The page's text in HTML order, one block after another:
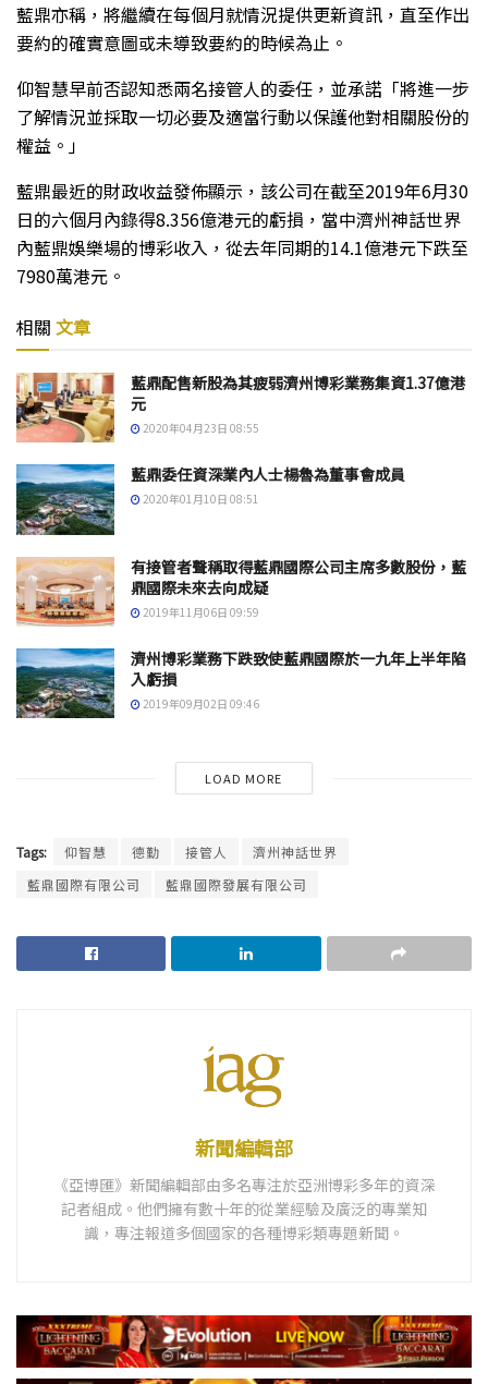
藍鼎亦稱，將繼續在每個月就情況提供更新資訊，直至作出
要約的確實意圖或未導致要約的時候為止。
仰智慧早前否認知悉兩名接管人的委任，並承諾「將進一步
了解情況並採取一切必要及適當行動以保護他對相關股份的
權益。」
藍鼎最近的財政收益發佈顯示，該公司在截至2019年6月30
日的六個月內錄得8.356億港元的虧損，當中濟州神話世界
內藍鼎娛樂場的博彩收入，從去年同期的14.1億港元下跌至
7980萬港元。
相關 文章
藍鼎配售新股為其疲弱濟州博彩業務集資1.37億港
元
2020年04月23日 08:55
藍鼎委任資深業內人士楊魯為董事會成員
2020年01月10日 08:51
有接管者聲稱取得藍鼎國際公司主席多數股份，藍
鼎國際未來去向成疑
2019年11月06日 09:59
濟州博彩業務下跌致使藍鼎國際於一九年上半年陷
入虧損
2019年09月02日 09:46
LOAD MORE
Tags: 仰智慧 德勤 接管人
濟州神話世界
藍鼎國際有限公司
藍鼎國際發展有限公司
新聞編輯部
《亞博匯》新聞編輯部由多名專注於亞洲博彩多年的資深
記者組成。他們擁有數十年的從業經驗及廣泛的專業知
識，專注報道多個國家的各種博彩類專題新聞。